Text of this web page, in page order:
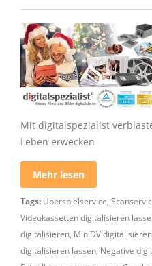
Mit digitalspezialist
Leben erwecken
Mehr lesen
Tags: Überspielservice,
Videokassetten digitalisieren
digitalisieren, MiniDV
digitalisieren lassen, Negative